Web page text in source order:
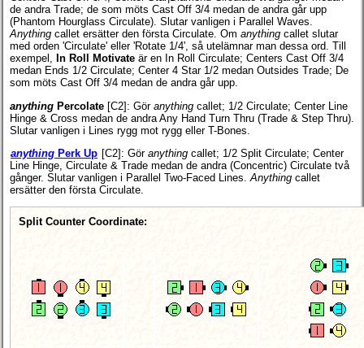
de andra Trade; de som möts Cast Off 3/4 medan de andra går upp
(Phantom Hourglass Circulate). Slutar vanligen i Parallel Waves.
Anything callet ersätter den första Circulate. Om anything callet slutar
med orden 'Circulate' eller 'Rotate 1/4', så utelämnar man dessa ord. Till
exempel, In Roll Motivate är en In Roll Circulate; Centers Cast Off 3/4
medan Ends 1/2 Circulate; Center 4 Star 1/2 medan Outsides Trade; De
som möts Cast Off 3/4 medan de andra går upp.
anything Percolate [C2]: Gör anything callet; 1/2 Circulate; Center Line
Hinge & Cross medan de andra Any Hand Turn Thru (Trade & Step Thru).
Slutar vanligen i Lines rygg mot rygg eller T-Bones.
anything Perk Up [C2] : Gör anything callet; 1/2 Split Circulate; Center
Line Hinge, Circulate & Trade medan de andra (Concentric) Circulate två
gånger. Slutar vanligen i Parallel Two-Faced Lines. Anything callet
ersätter den första Circulate.
Split Counter Coordinate: